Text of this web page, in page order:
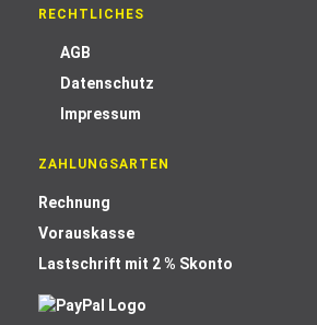
RECHTLICHES
AGB
Datenschutz
Impressum
ZAHLUNGSARTEN
Rechnung
Vorauskasse
Lastschrift mit 2 % Skonto